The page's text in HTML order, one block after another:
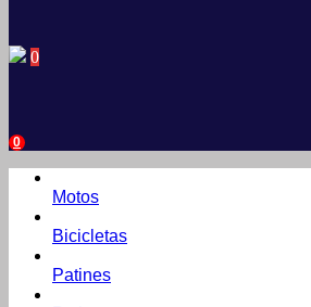
0
0
Motos
Bicicletas
Patines